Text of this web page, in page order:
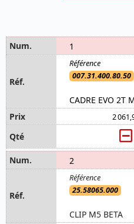
1
007.31.400.80.50
CADRE EVO 2T
2
2
25.58065.000
CLIP M5 BETA